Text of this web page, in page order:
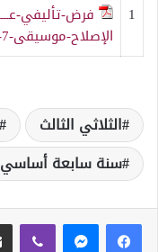
1
الإصلاح-موسيقى-7-أساسي
الثلاثي الثالث
سنة سابعة أساسي